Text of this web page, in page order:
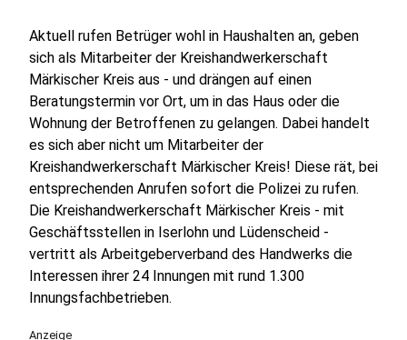
Aktuell rufen Betrüger wohl in Haushalten an, geben
sich als Mitarbeiter der Kreishandwerkerschaft
Märkischer Kreis aus - und drängen auf einen
Beratungstermin vor Ort, um in das Haus oder die
Wohnung der Betroffenen zu gelangen. Dabei handelt
es sich aber nicht um Mitarbeiter der
Kreishandwerkerschaft Märkischer Kreis! Diese rät, bei
entsprechenden Anrufen sofort die Polizei zu rufen.
Die Kreishandwerkerschaft Märkischer Kreis - mit
Geschäftsstellen in Iserlohn und Lüdenscheid -
vertritt als Arbeitgeberverband des Handwerks die
Interessen ihrer 24 Innungen mit rund 1.300
Innungsfachbetrieben.
Anzeige